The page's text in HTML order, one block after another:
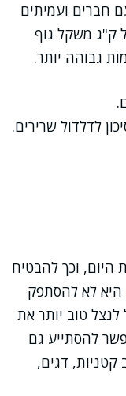
חברים ועמיתים
זקוקים לכ-0.8-1 גרם חלבון לכל ק"ג משקל גוף
גבוהה יותר.
לדלדול שרירים.
היום, וכך להבטיח
היא לא להסתפק
טוב יותר את
להסתייע גם
קטניות, דגים,